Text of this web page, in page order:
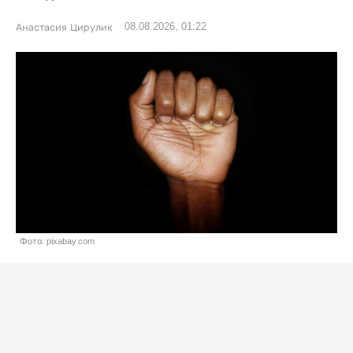
Анастасия Цирулик 08.08.2026, 01:22
Фото: pixabay.com